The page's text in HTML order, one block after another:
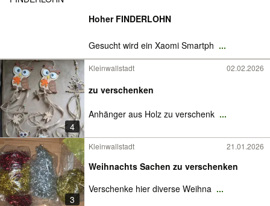
Hoher FINDERLOHN
Gesucht wird ein Xaomi Smartph ...
4
Kleinwallstadt 02.02.2026
zu verschenken
Anhänger aus Holz zu verschenk ...
3
Kleinwallstadt 21.01.2026
Weihnachts Sachen zu verschenken
Verschenke hier diverse Weihna ...